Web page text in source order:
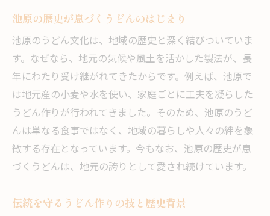
池原の歴史が息づくうどんのはじまり
池原のうどん文化は、地域の歴史と深く結びついていま
す。なぜなら、地元の気候や風土を活かした製法が、長
年にわたり受け継がれてきたからです。例えば、池原で
は地元産の小麦や水を使い、家庭ごとに工夫を凝らした
うどん作りが行われてきました。そのため、池原のうど
んは単なる食事ではなく、地域の暮らしや人々の絆を象
徴する存在となっています。今もなお、池原の歴史が息
づくうどんは、地元の誇りとして愛され続けています。
伝統を守るうどん作りの技と歴史背景